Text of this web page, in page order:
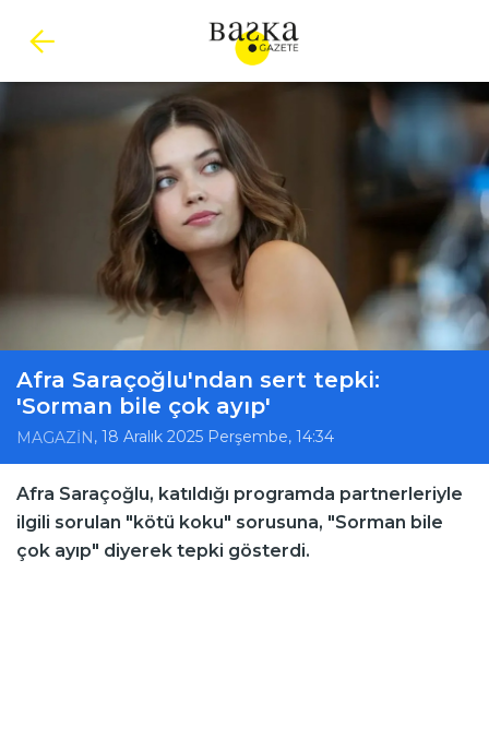
Afra Saraçoğlu'ndan sert tepki:
'Sorman bile çok ayıp'
MAGAZİN, 18 Aralık 2025 Perşembe, 14:34
Afra Saraçoğlu, katıldığı programda partnerleriyle
ilgili sorulan "kötü koku" sorusuna, "Sorman bile
çok ayıp" diyerek tepki gösterdi.